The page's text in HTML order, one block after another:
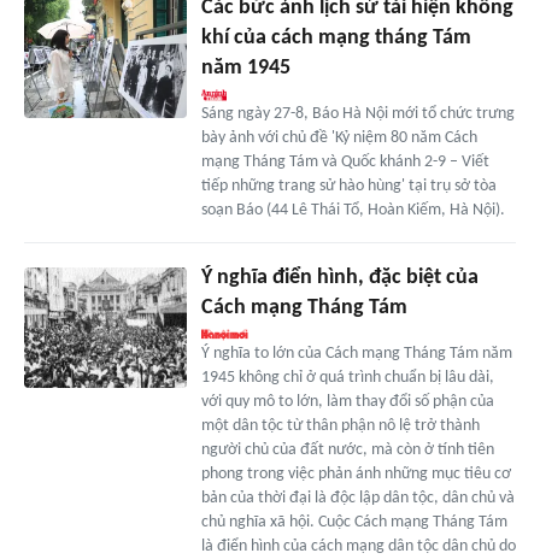
Các bức ảnh lịch sử tái hiện không
khí của cách mạng tháng Tám
năm 1945
Sáng ngày 27-8, Báo Hà Nội mới tổ chức trưng
bày ảnh với chủ đề 'Kỷ niệm 80 năm Cách
mạng Tháng Tám và Quốc khánh 2-9 – Viết
tiếp những trang sử hào hùng' tại trụ sở tòa
soạn Báo (44 Lê Thái Tổ, Hoàn Kiếm, Hà Nội).
Ý nghĩa điển hình, đặc biệt của
Cách mạng Tháng Tám
Ý nghĩa to lớn của Cách mạng Tháng Tám năm
1945 không chỉ ở quá trình chuẩn bị lâu dài,
với quy mô to lớn, làm thay đổi số phận của
một dân tộc từ thân phận nô lệ trở thành
người chủ của đất nước, mà còn ở tính tiên
phong trong việc phản ánh những mục tiêu cơ
bản của thời đại là độc lập dân tộc, dân chủ và
chủ nghĩa xã hội. Cuộc Cách mạng Tháng Tám
là điển hình của cách mạng dân tộc dân chủ do